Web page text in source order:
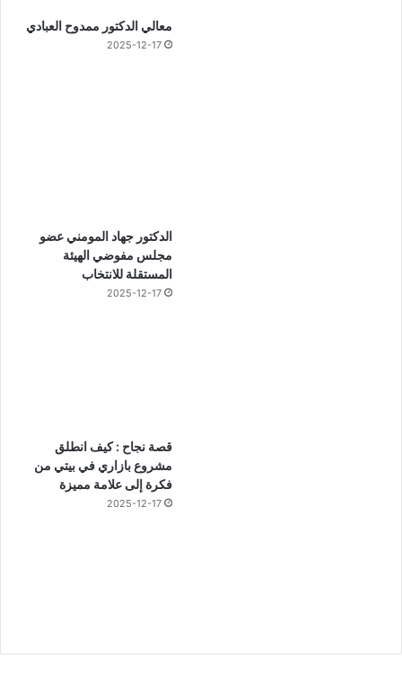
معالي الدكتور ممدوح العبادي
2025-12-17
الدكتور جهاد المومني عضو
مجلس مفوضي الهيئة
المستقلة للانتخاب
2025-12-17
قصة نجاح : كيف انطلق
مشروع بازاري في بيتي من
فكرة إلى علامة مميزة
2025-12-17